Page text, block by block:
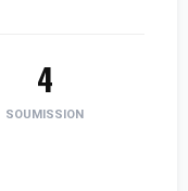
4
SOUMISSION